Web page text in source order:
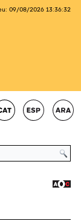
09/08/2026 13:36:32